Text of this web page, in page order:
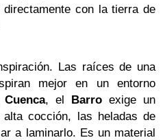
con la tierra de
Las raíces de una
mejor en un entorno
Cuenca, el Barro exige un
cocción, las heladas de
a laminarlo. Es un material